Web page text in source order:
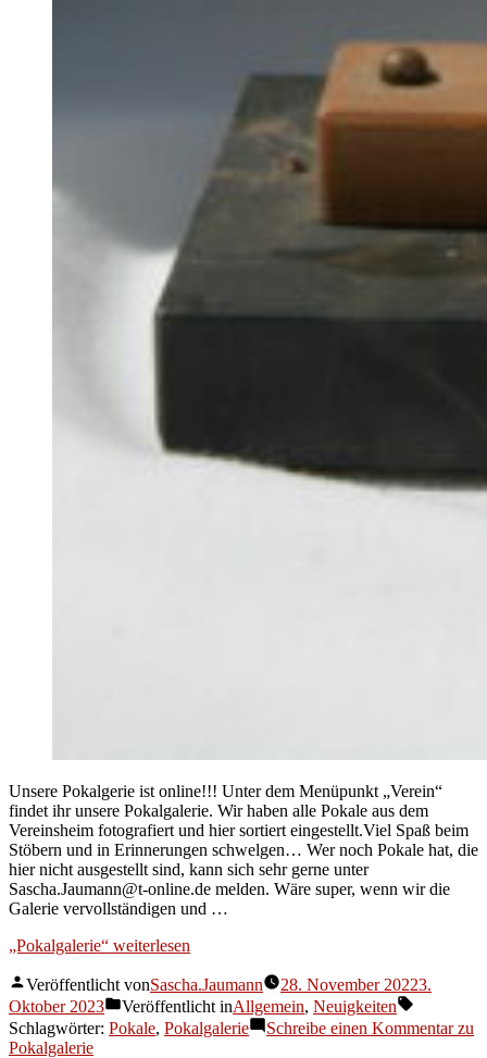
Unsere Pokalgerie ist online!!! Unter dem Menüpunkt „Verein“
findet ihr unsere Pokalgalerie. Wir haben alle Pokale aus dem
Vereinsheim fotografiert und hier sortiert eingestellt.Viel Spaß beim
Stöbern und in Erinnerungen schwelgen… Wer noch Pokale hat, die
hier nicht ausgestellt sind, kann sich sehr gerne unter
Sascha.Jaumann@t-online.de melden. Wäre super, wenn wir die
Galerie vervollständigen und …
„Pokalgalerie“ weiterlesen
Veröffentlicht vonSascha.Jaumann 28. November 20223.
Oktober 2023
Veröffentlicht inAllgemein, Neuigkeiten
Schlagwörter: Pokale, Pokalgalerie Schreibe einen Kommentarzu
Pokalgalerie